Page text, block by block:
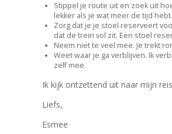
Stippel je route uit en zoek uit
lekker als je wat meer de tijd hebt.
Zorg dat je je stoel reserveert
dat de trein vol zit. Een stoel
Neem niet te veel mee. Je trekt
Weet waar je ga verblijven. Ik
zelf mee.
Ik kijk ontzettend uit naar mijn
Liefs,
Esmee